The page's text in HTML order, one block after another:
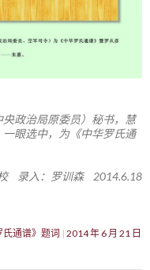
政治局原委员）秘书，慧
眼选中，为《中华罗氏通
录入：罗训森 2014.6.18
通谱》题词 2014 年 6 月 21 日